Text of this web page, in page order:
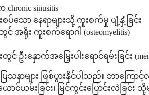
sinusitis
ော နေရာများသို့ ကူးစက်မှု ပျံ့နှံ့ခြင်း
င် အရိုး ကူးစက်ရောဂါ (osteomyelitis)
ဦးနှောက်အမြှေးပါးရောင်ရမ်းခြင်း
ာများ ဖြစ်ပွားနိုင်ပါသည်။ ဘာကြော
င်ယမ်းခြင်း၊ မြင်ကွင်းပြောင်းလဲခြ